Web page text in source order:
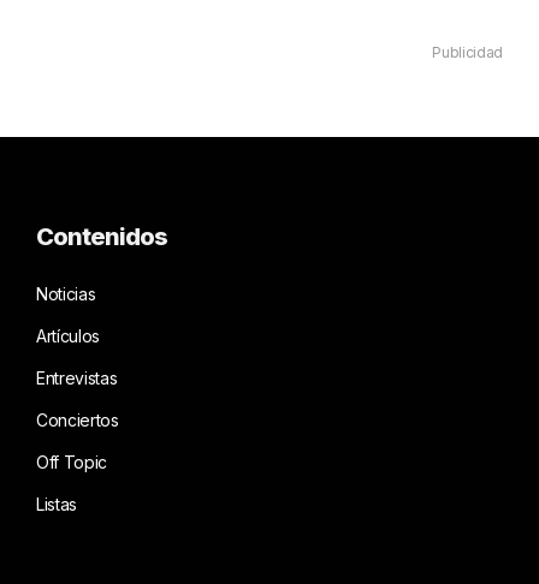
Publicidad
Contenidos
Noticias
Artículos
Entrevistas
Conciertos
Off Topic
Listas